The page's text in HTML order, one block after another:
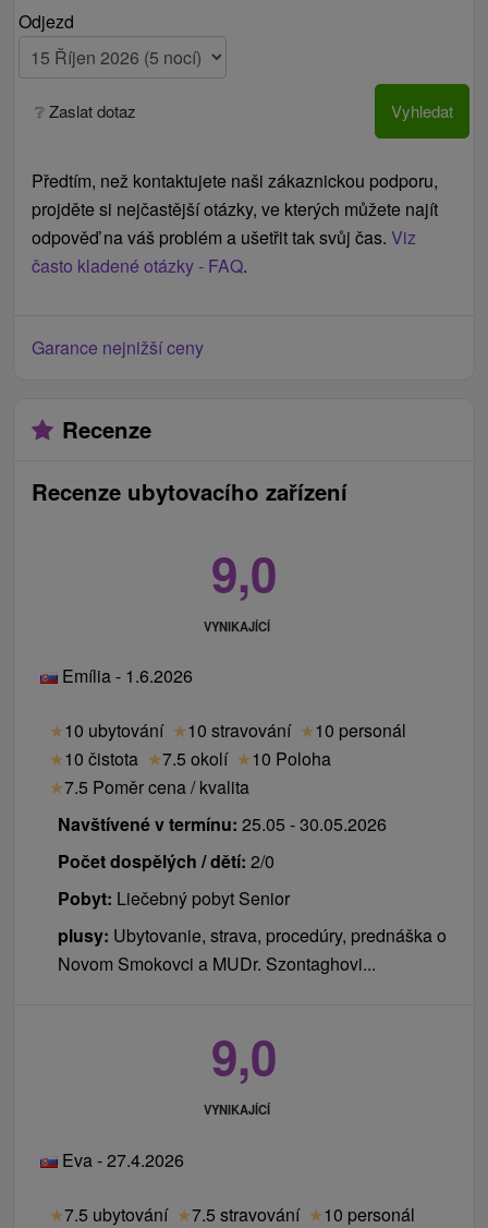
Odjezd
❔ Zaslat dotaz Vyhledat
Předtím, než kontaktujete naši zákaznickou podporu,
projděte si nejčastější otázky, ve kterých můžete najít
odpověď na váš problém a ušetřit tak svůj čas. Viz
často kladené otázky - FAQ.
Garance nejnižší ceny
Recenze
Recenze ubytovacího zařízení
9,0
VYNIKAJÍCÍ
Emília - 1.6.2026
★10 ubytování ★10 stravování ★10 personál
★10 čistota ★7.5 okolí ★10 Poloha
★7.5 Poměr cena / kvalita
Navštívené v termínu: 25.05 - 30.05.2026
Počet dospělých / dětí: 2/0
Pobyt: Liečebný pobyt Senior
plusy: Ubytovanie, strava, procedúry, prednáška o
Novom Smokovci a MUDr. Szontaghovi...
9,0
VYNIKAJÍCÍ
Eva - 27.4.2026
★7.5 ubytování ★7.5 stravování ★10 personál